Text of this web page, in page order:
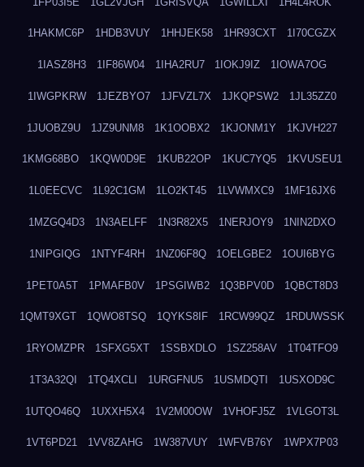
1HAKMC6P 1HDB3VUY 1HHJEK58 1HR93CXT 1I70CGZX
1IASZ8H3 1IF86W04 1IHA2RU7 1IOKJ9IZ 1IOWA7OG
1IWGPKRW 1JEZBYO7 1JFVZL7X 1JKQPSW2 1JL35ZZ0
1JUOBZ9U 1JZ9UNM8 1K1OOBX2 1KJONM1Y 1KJVH227
1KMG68BO 1KQW0D9E 1KUB22OP 1KUC7YQ5 1KVUSEU1
1L0EECVC 1L92C1GM 1LO2KT45 1LVWMXC9 1MF16JX6
1MZGQ4D3 1N3AELFF 1N3R82X5 1NERJOY9 1NIN2DXO
1NIPGIQG 1NTYF4RH 1NZ06F8Q 1OELGBE2 1OUI6BYG
1PET0A5T 1PMAFB0V 1PSGIWB2 1Q3BPV0D 1QBCT8D3
1QMT9XGT 1QWO8TSQ 1QYKS8IF 1RCW99QZ 1RDUWSSK
1RYOMZPR 1SFXG5XT 1SSBXDLO 1SZ258AV 1T04TFO9
1T3A32QI 1TQ4XCLI 1URGFNU5 1USMDQTI 1USXOD9C
1UTQO46Q 1UXXH5X4 1V2M00OW 1VHOFJ5Z 1VLGOT3L
1VT6PD21 1VV8ZAHG 1W387VUY 1WFVB76Y 1WPX7P03